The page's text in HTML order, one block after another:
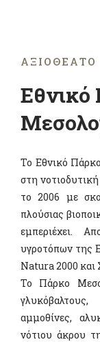
ΑΞΙΟΘΈΑΤΟ
Εθνικό
Το Εθνικό
στη
το 2006 με
πλούσιας
εμπεριέχει.
υγροτόπων της
Natura 2000
Το Πάρκο
αμμοθίνες,
νότιου άκρου